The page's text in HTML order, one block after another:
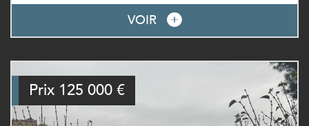
VOIR
Prix 125 000 €